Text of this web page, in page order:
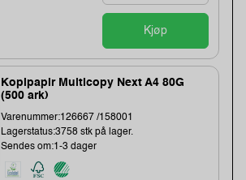
Kjøp
Kopipapir Multicopy Next A4 80G
(500 ark)
Varenummer:126667 /158001
Lagerstatus:3758 stk på lager.
Sendes om:1-3 dager